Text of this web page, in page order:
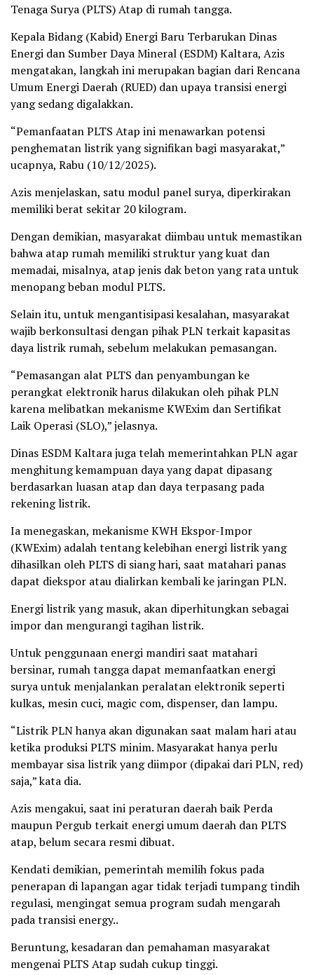
Tenaga Surya (PLTS) Atap di rumah tangga.
Kepala Bidang (Kabid) Energi Baru Terbarukan Dinas
Energi dan Sumber Daya Mineral (ESDM) Kaltara, Azis
mengatakan, langkah ini merupakan bagian dari Rencana
Umum Energi Daerah (RUED) dan upaya transisi energi
yang sedang digalakkan.
“Pemanfaatan PLTS Atap ini menawarkan potensi
penghematan listrik yang signifikan bagi masyarakat,”
ucapnya, Rabu (10/12/2025).
Azis menjelaskan, satu modul panel surya, diperkirakan
memiliki berat sekitar 20 kilogram.
Dengan demikian, masyarakat diimbau untuk memastikan
bahwa atap rumah memiliki struktur yang kuat dan
memadai, misalnya, atap jenis dak beton yang rata untuk
menopang beban modul PLTS.
Selain itu, untuk mengantisipasi kesalahan, masyarakat
wajib berkonsultasi dengan pihak PLN terkait kapasitas
daya listrik rumah, sebelum melakukan pemasangan.
“Pemasangan alat PLTS dan penyambungan ke
perangkat elektronik harus dilakukan oleh pihak PLN
karena melibatkan mekanisme KWExim dan Sertifikat
Laik Operasi (SLO),” jelasnya.
Dinas ESDM Kaltara juga telah memerintahkan PLN agar
menghitung kemampuan daya yang dapat dipasang
berdasarkan luasan atap dan daya terpasang pada
rekening listrik.
Ia menegaskan, mekanisme KWH Ekspor-Impor
(KWExim) adalah tentang kelebihan energi listrik yang
dihasilkan oleh PLTS di siang hari, saat matahari panas
dapat diekspor atau dialirkan kembali ke jaringan PLN.
Energi listrik yang masuk, akan diperhitungkan sebagai
impor dan mengurangi tagihan listrik.
Untuk penggunaan energi mandiri saat matahari
bersinar, rumah tangga dapat memanfaatkan energi
surya untuk menjalankan peralatan elektronik seperti
kulkas, mesin cuci, magic com, dispenser, dan lampu.
“Listrik PLN hanya akan digunakan saat malam hari atau
ketika produksi PLTS minim. Masyarakat hanya perlu
membayar sisa listrik yang diimpor (dipakai dari PLN, red)
saja,” kata dia.
Azis mengakui, saat ini peraturan daerah baik Perda
maupun Pergub terkait energi umum daerah dan PLTS
atap, belum secara resmi dibuat.
Kendati demikian, pemerintah memilih fokus pada
penerapan di lapangan agar tidak terjadi tumpang tindih
regulasi, mengingat semua program sudah mengarah
pada transisi energy..
Beruntung, kesadaran dan pemahaman masyarakat
mengenai PLTS Atap sudah cukup tinggi.